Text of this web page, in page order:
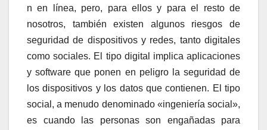
n en línea, pero, para ellos y para el resto de
nosotros, también existen algunos riesgos de
seguridad de dispositivos y redes, tanto digitales
como sociales. El tipo digital implica aplicaciones
y software que ponen en peligro la seguridad de
los dispositivos y los datos que contienen. El tipo
social, a menudo denominado «ingeniería social»,
es cuando las personas son engañadas para